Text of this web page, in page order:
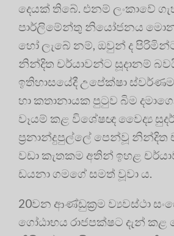
දෙයක් තිබේ. එනම් ලංකාවේ
පාර්ලිමේන්තු නියෝජනය
හෝ ලැබේ නම්, ඔවුන් ද
නින්දිත චර්යාවන්ට සූදානම්
ඉතිහාසයේදී උපේක්ෂා
හා කතානායක පුටුව බිම
වෑයම් කළ විශේෂඥ වෛද්‍ය
ප්‍රනාන්දුපුල්ලේ පෙන්වූ නින්දිත
වඩා කැතකම අතින් ඉහළ
ඩයනා ගමගේ සමත් වූවා ය.
20වන ආණ්ඩුක්‍රම ව්‍යවස්ථා
ගෝඨාභය රාජපක්ෂට දැන්